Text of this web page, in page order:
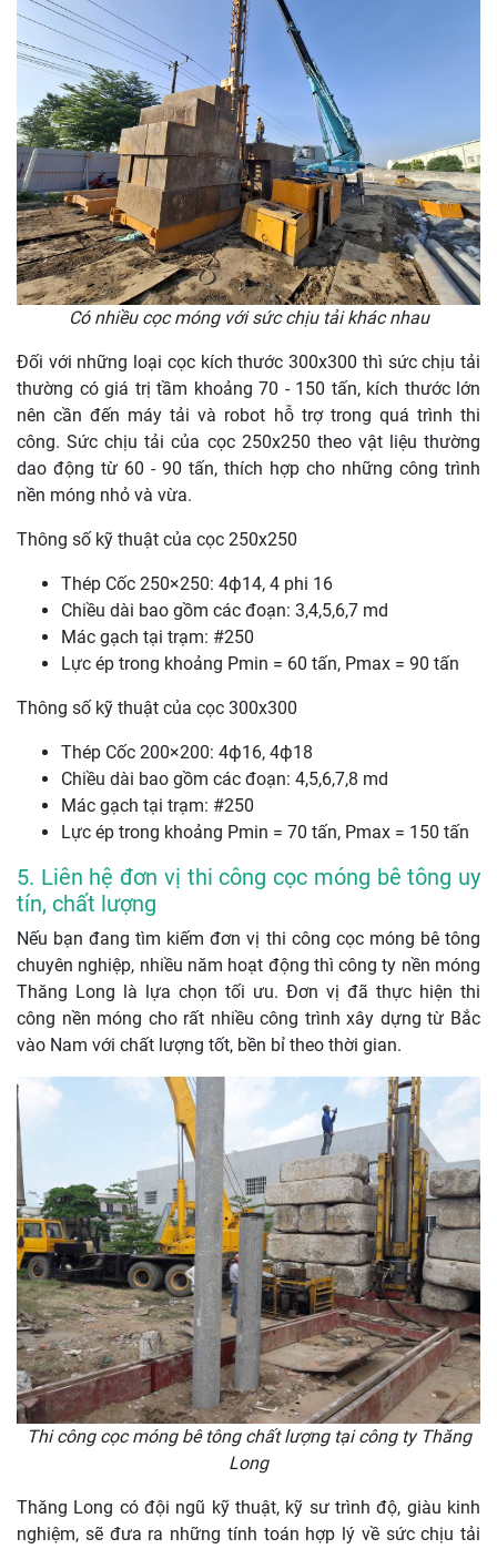
Có nhiều cọc móng với sức chịu tải khác nhau
Đối với những loại cọc kích thước 300x300 thì sức chịu tải
thường có giá trị tầm khoảng 70 - 150 tấn, kích thước lớn
nên cần đến máy tải và robot hỗ trợ trong quá trình thi
công. Sức chịu tải của cọc 250x250 theo vật liệu thường
dao động từ 60 - 90 tấn, thích hợp cho những công trình
nền móng nhỏ và vừa.
Thông số kỹ thuật của cọc 250x250
Thép Cốc 250×250: 4ф14, 4 phi 16
Chiều dài bao gồm các đoạn: 3,4,5,6,7 md
Mác gạch tại trạm: #250
Lực ép trong khoảng Pmin = 60 tấn, Pmax = 90 tấn
Thông số kỹ thuật của cọc 300x300
Thép Cốc 200×200: 4ф16, 4ф18
Chiều dài bao gồm các đoạn: 4,5,6,7,8 md
Mác gạch tại trạm: #250
Lực ép trong khoảng Pmin = 70 tấn, Pmax = 150 tấn
5. Liên hệ đơn vị thi công cọc móng bê tông uy
tín, chất lượng
Nếu bạn đang tìm kiếm đơn vị thi công cọc móng bê tông
chuyên nghiệp, nhiều năm hoạt động thì công ty nền móng
Thăng Long là lựa chọn tối ưu. Đơn vị đã thực hiện thi
công nền móng cho rất nhiều công trình xây dựng từ Bắc
vào Nam với chất lượng tốt, bền bỉ theo thời gian.
Thi công cọc móng bê tông chất lượng tại công ty Thăng
Long
Thăng Long có đội ngũ kỹ thuật, kỹ sư trình độ, giàu kinh
nghiệm, sẽ đưa ra những tính toán hợp lý về sức chịu tải